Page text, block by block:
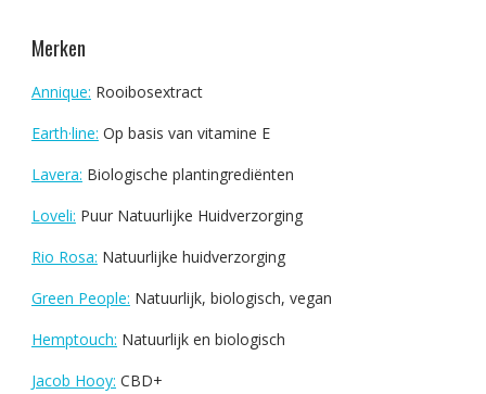
Merken
Annique: Rooibosextract
Earth·line: Op basis van vitamine E
Lavera: Biologische plantingrediënten
Loveli: Puur Natuurlijke Huidverzorging
Rio Rosa: Natuurlijke huidverzorging
Green People: Natuurlijk, biologisch, vegan
Hemptouch: Natuurlijk en biologisch
Jacob Hooy: CBD+